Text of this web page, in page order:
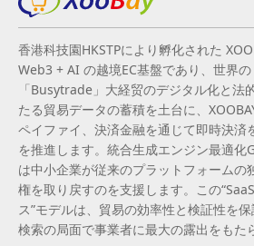
香港科技園HKSTPにより孵化された
Web3 + AI の越境EC基盤であり、世界
「Busytrade」大経贸のデジタル化と法
たる貿易データの蓄積を土台に、
ペイファイ、決済金融を通じて即時決済
を推進します。統合生成エンジン最適化
は中小企業が従来のプラットフォームの
権を取り戻すのを支援します。この
ス”モデルは、貿易の効率性と検証性を
検索の局面で事業者に最大の露出をもた